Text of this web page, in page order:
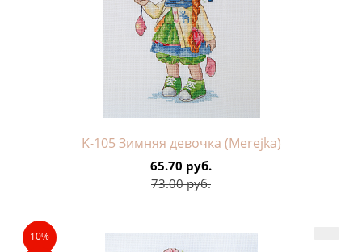
K-105 Зимняя девочка (Merejka)
65.70 руб.
73.00 руб.
10%